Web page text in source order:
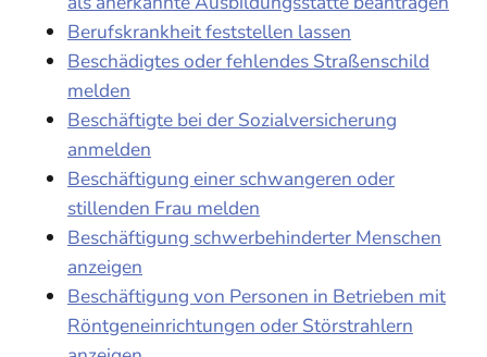
Berufskrankheit feststellen lassen
Beschädigtes oder fehlendes Straßenschild
melden
Beschäftigte bei der Sozialversicherung
anmelden
Beschäftigung einer schwangeren oder
stillenden Frau melden
Beschäftigung schwerbehinderter Menschen
anzeigen
Beschäftigung von Personen in Betrieben mit
Röntgeneinrichtungen oder Störstrahlern